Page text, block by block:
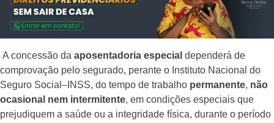
A concessão da aposentadoria especial dependerá de
comprovação pelo segurado, perante o Instituto Nacional do
Seguro Social–INSS, do tempo de trabalho permanente, não
ocasional nem intermitente, em condições especiais que
prejudiquem a saúde ou a integridade física, durante o período